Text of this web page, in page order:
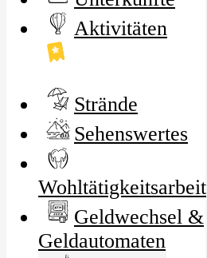
Aktivitäten
Strände
Sehenswertes
Wohltätigkeitsarbeit
Geldwechsel &
Geldautomaten